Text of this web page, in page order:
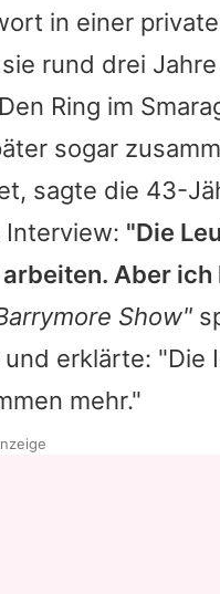
in einer
rund drei
Ring im
sogar
sagte die 43-
Interview: "Die
Aber ich
Show"
erklärte: "Die
mehr."